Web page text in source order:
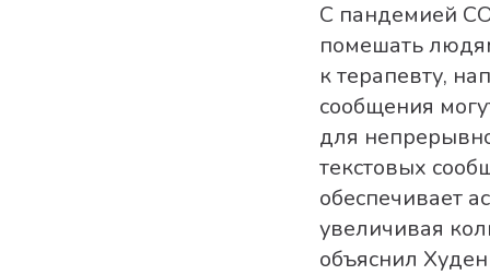
С пандемией
помешать
к терапевту,
сообщения
для
текстовых
обеспечивает
увеличивая
объяснил